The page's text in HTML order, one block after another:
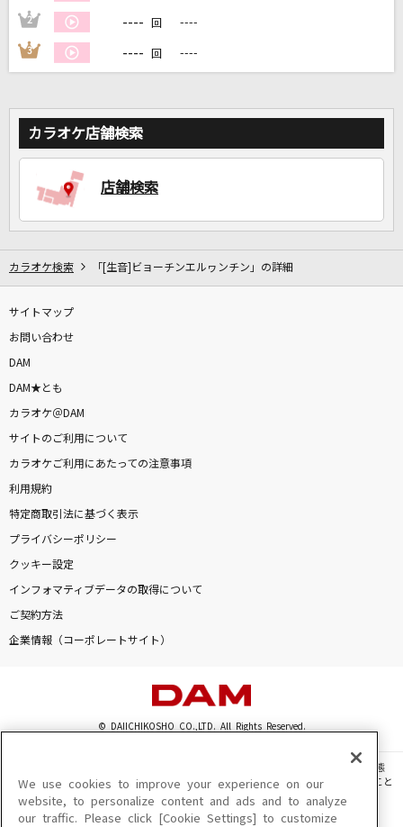
DAMに会員登録・ログインして
自宅でカラオケ歌い放題！
2 ---- 回 ----
3 ---- 回 ----
カラオケ店舗検索
店舗検索
カラオケ検索 「[生音]ビョーチンエルヮンチン」の詳細
サイトマップ
お問い合わせ
DAM
DAM★とも
カラオケ＠DAM
サイトのご利用について
カラオケご利用にあたっての注意事項
利用規約
特定商取引法に基づく表示
プライバシーポリシー
クッキー設定
インフォマティブデータの取得について
ご契約方法
企業情報（コーポレートサイト）
© DAIICHIKOSHO CO.,LTD. All Rights Reserved.
このサイトに掲載されている一切の文章・画像・写真・動画・音声等を、手段や形態
を問わず、著作権法の定める範囲を超えて無断で複製、転載、ファイル化などすること
を禁じます。
楽曲及びコンテンツは、機種によりご利用いただけない場合があります。
We use cookies to improve your experience on our
website, to personalize content and ads and to analyze
our traffic. Please click [Cookie Settings] to customize